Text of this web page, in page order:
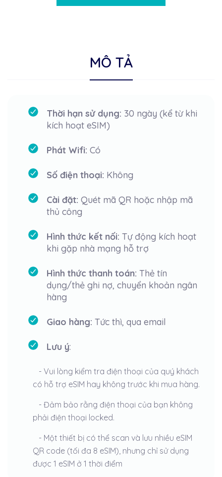
MÔ TẢ
Thời hạn sử dụng: 30 ngày (kể từ khi
kích hoạt eSIM)
Phát Wifi: Có
Số điện thoại: Không
Cài đặt: Quét mã QR hoặc nhập mã
thủ công
Hình thức kết nối: Tự động kích hoạt
khi gặp nhà mạng hỗ trợ
Hình thức thanh toán: Thẻ tín
dụng/thẻ ghi nợ, chuyển khoản ngân
hàng
Giao hàng: Tức thì, qua email
Lưu ý:
- Vui lòng kiểm tra điện thoại của quý khách
có hỗ trợ eSIM hay không trước khi mua hàng.
- Đảm bảo rằng điện thoại của bạn không
phải điện thoại locked.
- Một thiết bị có thể scan và lưu nhiều eSIM
QR code (tối đa 8 eSIM), nhưng chỉ sử dụng
được 1 eSIM ở 1 thời điểm